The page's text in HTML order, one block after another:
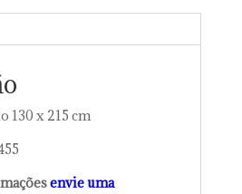
130 x 215 cm
envie uma